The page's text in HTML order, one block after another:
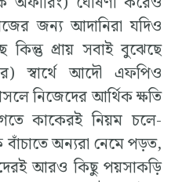
জন্য আদানিরা যদিও
কিন্তু প্রায় সবাই বুঝেছে
স্বার্থে আদৌ এফপিও
নিজেদের আর্থিক ক্ষতি
কাকেরই নিয়ম চলে-
অন্যরা নেমে পড়ত,
আরও কিছু পয়সাকড়ি